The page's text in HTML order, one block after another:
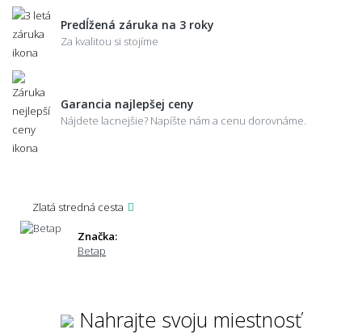
Predĺžená záruka na 3 roky
Za kvalitou si stojíme
Garancia najlepšej ceny
Nájdete lacnejšie? Napíšte nám a cenu dorovnáme.
Zlatá stredná cesta
Značka:
Betap
Nahrajte svoju miestnosť